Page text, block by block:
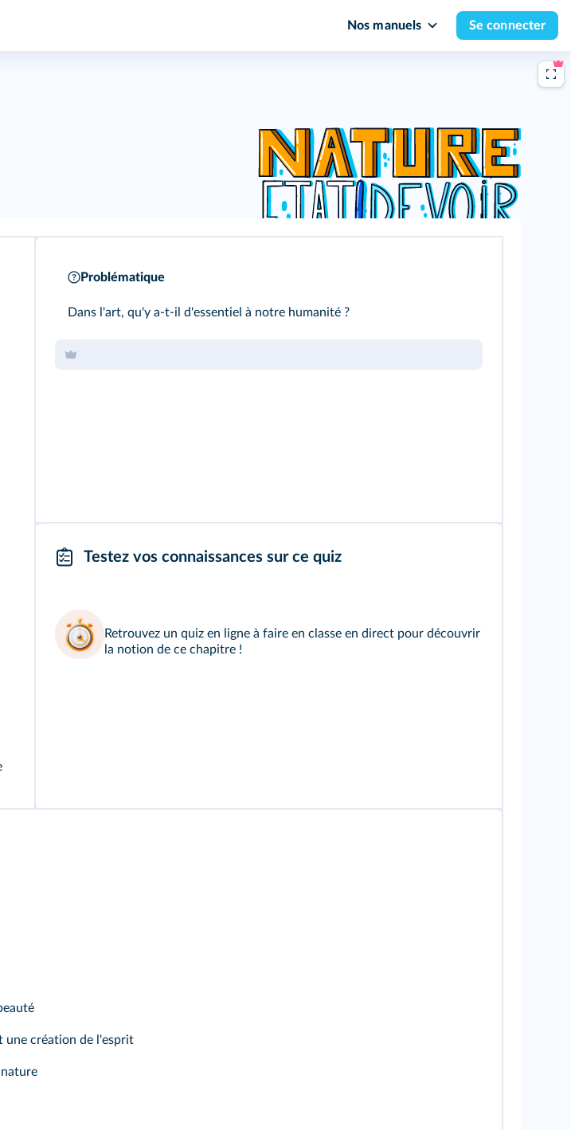
Nos manuels Se connecter
Problématique
Dans l'art, qu'y a-t-il d'essentiel à notre humanité ?
Testez vos connaissances sur ce quiz
Retrouvez un quiz en ligne à faire en classe en direct pour découvrir
la notion de ce chapitre !
une création de l'esprit